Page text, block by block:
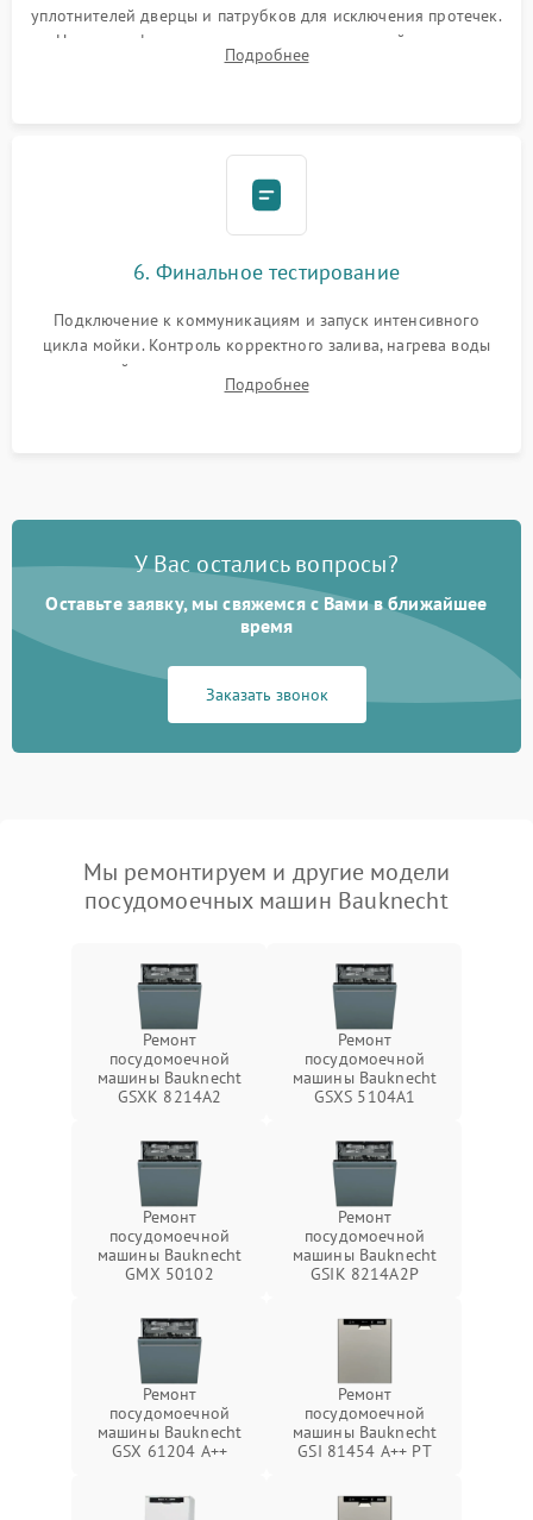
уплотнителей дверцы и патрубков для исключения протечек.
Надежная фиксация хомутов гидравлической системы,
сборка корпуса и установка датчика поплавка.
Подробнее
6. Финальное тестирование
Подключение к коммуникациям и запуск интенсивного
цикла мойки. Контроль корректного залива, нагрева воды
до нужной температуры, отсутствия посторонних шумов,
штатного слива и абсолютной сухости в поддоне.
Подробнее
У Вас остались вопросы?
Оставьте заявку, мы свяжемся с Вами в ближайшее
время
Заказать звонок
Мы ремонтируем и другие модели
посудомоечных машин Bauknecht
Ремонт
посудомоечной
машины Bauknecht
GSXK 8214A2
Ремонт
посудомоечной
машины Bauknecht
GSXS 5104A1
Ремонт
посудомоечной
машины Bauknecht
GMX 50102
Ремонт
посудомоечной
машины Bauknecht
GSIK 8214A2P
Ремонт
посудомоечной
машины Bauknecht
GSX 61204 A++
Ремонт
посудомоечной
машины Bauknecht
GSI 81454 A++ PT